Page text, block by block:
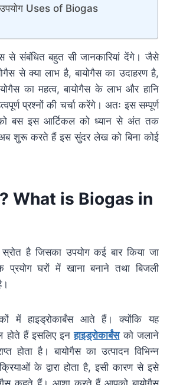
उपयोग Uses of Biogas
से संबंधित बहुत सी जानकारियां देंगे। जैसे
से क्या लाभ है, बायोगैस का उदाहरण है,
का महत्व, बायोगैस के लाभ और हानि
प्रश्नों की चर्चा करेंगे। अतः इस सम्पूर्ण
बस इस आर्टिकल को ध्यान से अंत तक
अब शुरू करते हैं इस सुंदर लेख को बिना कोई
है? What is Biogas in
है जिसका उपयोग कई बार किया जा
घरों में खाना बनाने तथा बिजली
में हाइड्रोकार्बंस आते हैं। क्योंकि यह
होते हैं इसलिए इनहाइड्रोकार्बंसको जलाने
होता है। बायोगैस का उत्पादन विभिन्न
के द्वारा होता है, इसी कारण से इसे